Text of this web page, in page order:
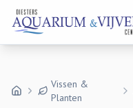
Vissen &
Planten